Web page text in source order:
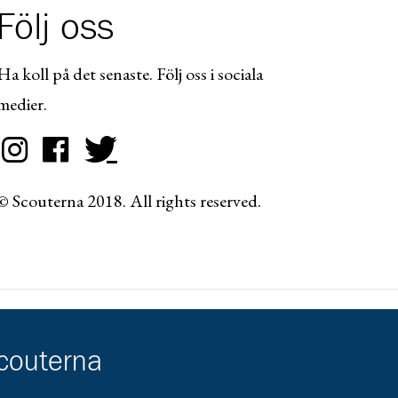
Följ oss
koll på det senaste. Följ oss i sociala
Scouterna 2018. All rights reserved.